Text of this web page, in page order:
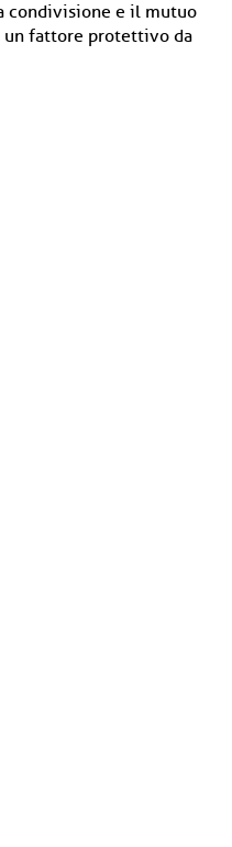
condivisione e il mutuo
un fattore protettivo da